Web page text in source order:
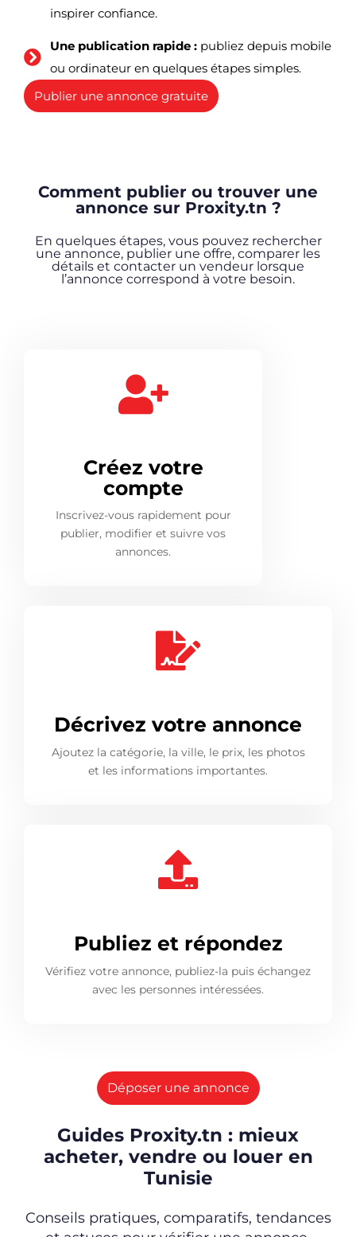
inspirer confiance.
Une publication rapide :publiez depuis mobile
ou ordinateur en quelques étapes simples.
Publier une annonce gratuite
Comment publier ou trouver une
annonce sur Proxity.tn ?
En quelques étapes, vous pouvez rechercher
une annonce, publier une offre, comparer les
détails et contacter un vendeur lorsque
l’annonce correspond à votre besoin.
Créez votre
compte
Inscrivez-vous rapidement pour
publier, modifier et suivre vos
annonces.
Décrivez votre annonce
Ajoutez la catégorie, la ville, le prix, les photos
et les informations importantes.
Publiez et répondez
Vérifiez votre annonce, publiez-la puis échangez
avec les personnes intéressées.
Déposer une annonce
Guides Proxity.tn : mieux
acheter, vendre ou louer en
Tunisie
Conseils pratiques, comparatifs, tendances